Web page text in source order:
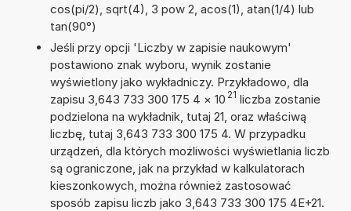
cos(pi/2), sqrt(4), 3 pow 2, acos(1), atan(1/4) lub
tan(90°)
Jeśli przy opcji 'Liczby w zapisie naukowym'
postawiono znak wyboru, wynik zostanie
wyświetlony jako wykładniczy. Przykładowo, dla
zapisu 3,643 733 300 175 4 × 10 21 liczba zostanie
podzielona na wykładnik, tutaj 21, oraz właściwą
liczbę, tutaj 3,643 733 300 175 4. W przypadku
urządzeń, dla których możliwości wyświetlania liczb
są ograniczone, jak na przykład w kalkulatorach
kieszonkowych, można również zastosować
sposób zapisu liczb jako 3,643 733 300 175 4E+21.